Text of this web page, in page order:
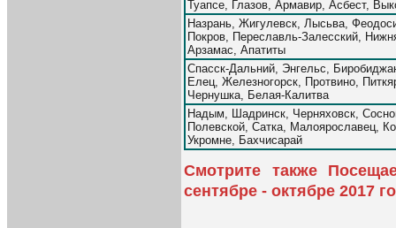
Туапсе, Глазов, Армавир, Асбест,
Назрань, Жигулевск, Лысьва,
Покров, Переславль-Залесский,
Арзамас, Апатиты
Спасск-Дальний, Энгельс,
Елец, Железногорск, Протвино,
Чернушка, Белая-Калитва
Надым, Шадринск, Черняховск,
Полевской, Сатка, Малоярославец,
Укромне, Бахчисарай
Смотрите также
сентябре - октябре 2017